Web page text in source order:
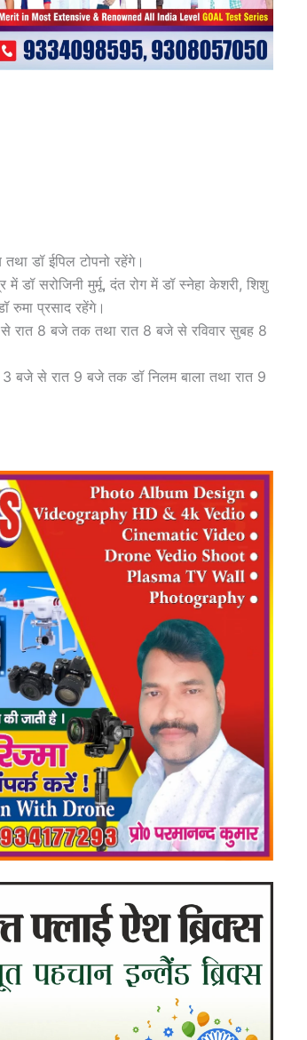
डॉ ईपिल टोपनो रहेंगे।
डॉ सरोजिनी मुर्मू, दंत रोग में डॉ स्नेहा केशरी, शिशु
रुमा प्रसाद रहेंगे।
रात 8 बजे तक तथा रात 8 बजे से रविवार सुबह 8
बजे से रात 9 बजे तक डॉ निलम बाला तथा रात 9